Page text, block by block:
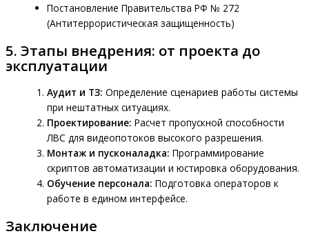
Постановление Правительства РФ № 272
(Антитеррористическая защищенность)
5. Этапы внедрения: от проекта до
эксплуатации
Аудит и ТЗ: Определение сценариев работы системы
при нештатных ситуациях.
Проектирование: Расчет пропускной способности
ЛВС для видеопотоков высокого разрешения.
Монтаж и пусконаладка: Программирование
скриптов автоматизации и юстировка оборудования.
Обучение персонала: Подготовка операторов к
работе в едином интерфейсе.
Заключение